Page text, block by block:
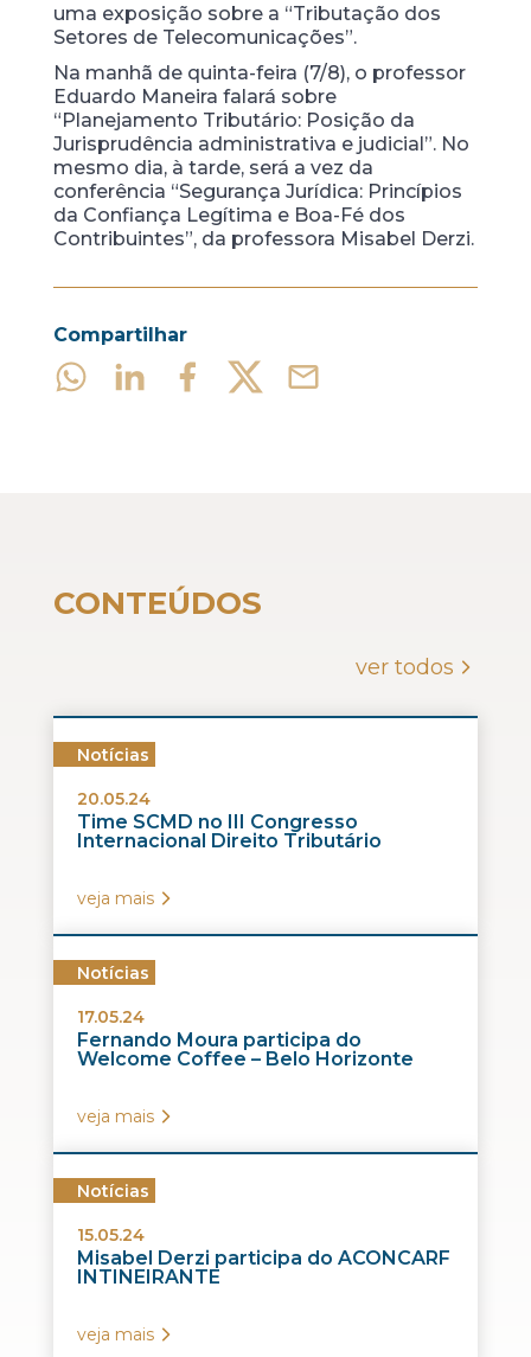
uma exposição sobre a “Tributação dos
Setores de Telecomunicações”.
Na manhã de quinta-feira (7/8), o professor
Eduardo Maneira falará sobre
“Planejamento Tributário: Posição da
Jurisprudência administrativa e judicial”. No
mesmo dia, à tarde, será a vez da
conferência “Segurança Jurídica: Princípios
da Confiança Legítima e Boa-Fé dos
Contribuintes”, da professora Misabel Derzi.
Compartilhar
CONTEÚDOS
ver todos
Notícias
20.05.24
Time SCMD no III Congresso
Internacional Direito Tributário
veja mais
Notícias
17.05.24
Fernando Moura participa do
Welcome Coffee – Belo Horizonte
veja mais
Notícias
15.05.24
Misabel Derzi participa do ACONCARF
INTINEIRANTE
veja mais